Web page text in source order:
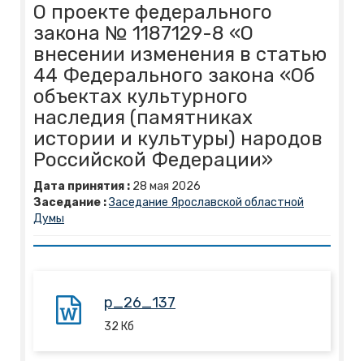
О проекте федерального
закона № 1187129-8 «О
внесении изменения в статью
44 Федерального закона «Об
объектах культурного
наследия (памятниках
истории и культуры) народов
Российской Федерации»
Дата принятия : 28 мая 2026
Заседание :Заседание Ярославской областной
Думы
p_26_137
32 Кб